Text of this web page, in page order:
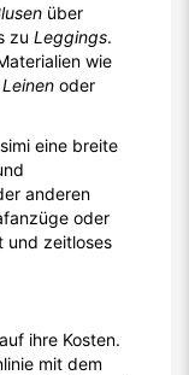
über
zu Leggings.
wie
Leinen oder
eine breite
anderen
oder
und zeitloses
ihre Kosten.
mit dem